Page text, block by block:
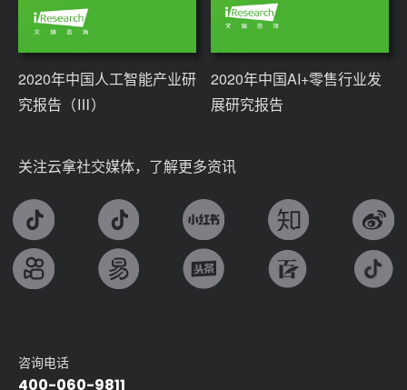
2020年中国人工智能产业研
究报告（Ⅲ）
2020年中国AI+零售行业发
展研究报告
关注云拿社交媒体，了解更多资讯
咨询电话
400-060-9811